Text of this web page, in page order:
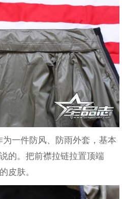
一件防风、防雨外套，基本
的。把前襟拉链拉置顶端
皮肤。